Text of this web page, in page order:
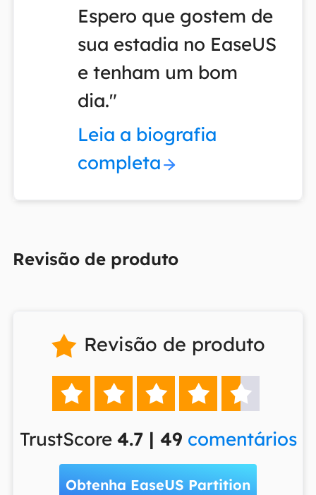
Espero que gostem de
sua estadia no EaseUS
e tenham um bom
dia."
Leia a biografia
completa
Revisão de produto
 Revisão de produto
    
TrustScore 4.7 | 49 comentários
Obtenha EaseUS Partition